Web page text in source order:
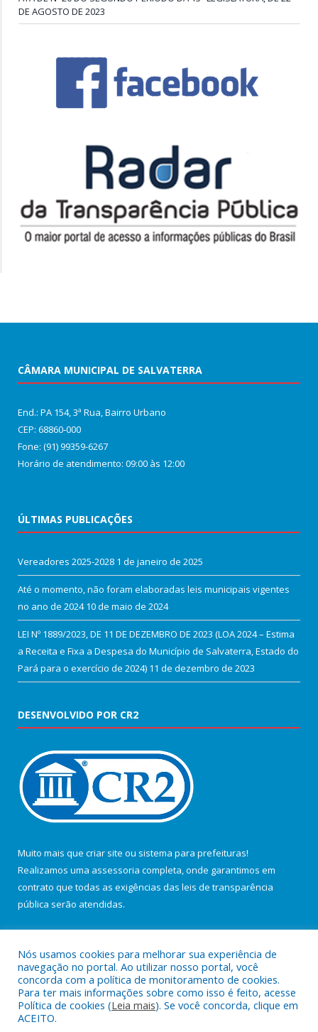
DE AGOSTO DE 2023
CÂMARA MUNICIPAL DE SALVATERRA
End.: PA 154, 3ª Rua, Bairro Urbano
CEP: 68860‑000
Fone: (91) 99359-6267
Horário de atendimento: 09:00 às 12:00
ÚLTIMAS PUBLICAÇÕES
Vereadores 2025-2028 1 de janeiro de 2025
Até o momento, não foram elaboradas leis municipais vigentes
no ano de 2024 10 de maio de 2024
LEI Nº 1889/2023, DE 11 DE DEZEMBRO DE 2023 (LOA 2024 – Estima
a Receita e Fixa a Despesa do Município de Salvaterra, Estado do
Pará para o exercício de 2024) 11 de dezembro de 2023
DESENVOLVIDO POR CR2
Muito mais que criar site ou sistema para prefeituras!
Realizamos uma assessoria completa, onde garantimos em
contrato que todas as exigências das leis de transparência
pública serão atendidas.
Todos os direitos reservados a Câmara Municipal de Salvaterra.
Nós usamos cookies para melhorar sua experiência de
navegação no portal. Ao utilizar nosso portal, você
concorda com a política de monitoramento de cookies.
Para ter mais informações sobre como isso é feito, acesse
Política de cookies (Leia mais). Se você concorda, clique em
ACEITO.